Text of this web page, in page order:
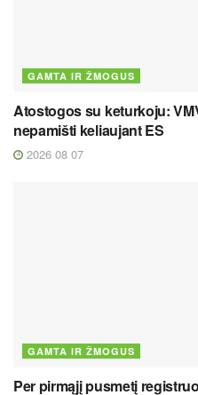
GAMTA IR ŽMOGUS
Atostogos su keturkoju:
nepamišti keliaujant ES
2026 08 07
GAMTA IR ŽMOGUS
Per pirmąjį pusmetį